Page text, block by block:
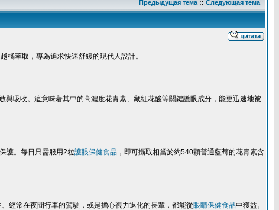
Предыдущая тема :: Следующая тема
橘萃取，專為追求快速舒緩的現代人設計。
與吸收。這意味著其中的高濃度花青素、藏紅花酸等關鍵護眼成分，能更迅速地被
護。每日只需服用2粒護眼保健食品 ，即可攝取相當於約540顆普通藍莓的花青素含
經常在夜間行車的駕駛，或是擔心視力退化的長輩，都能從眼睛保健食品中獲益。